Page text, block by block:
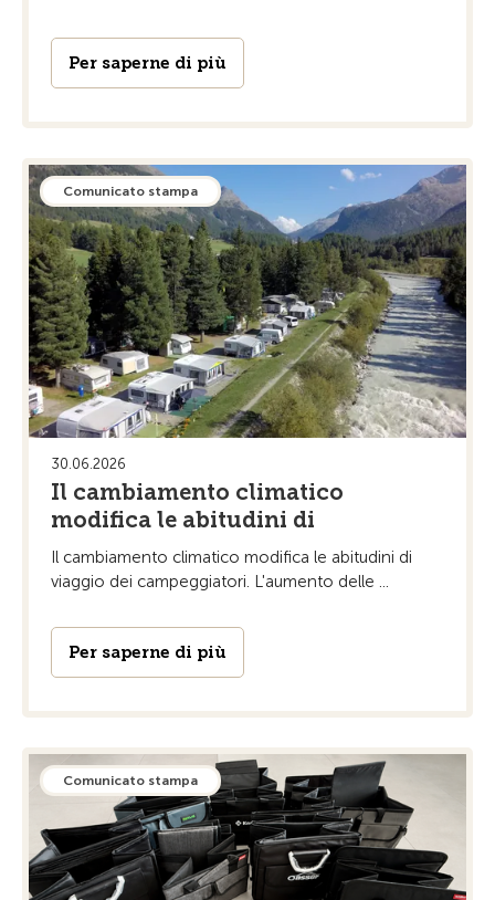
Per saperne di più
Comunicato stampa
30.06.2026
Il cambiamento climatico
modifica le abitudini di
Il cambiamento climatico modifica le abitudini di
viaggio dei campeggiatori. L'aumento delle ...
Per saperne di più
Comunicato stampa